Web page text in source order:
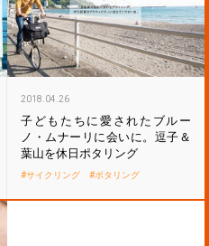
2018.04.26
子どもたちに愛されたブルー
ノ・ムナーリに会いに。逗子＆
葉山を休日ポタリング
サイクリング ポタリング